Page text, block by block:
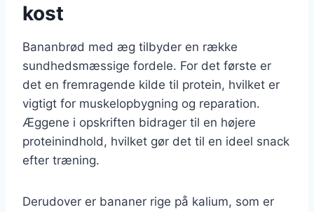
kost
Bananbrød med æg tilbyder en række
sundhedsmæssige fordele. For det første er
det en fremragende kilde til protein, hvilket er
vigtigt for muskelopbygning og reparation.
Æggene i opskriften bidrager til en højere
proteinindhold, hvilket gør det til en ideel snack
efter træning.
Derudover er bananer rige på kalium, som er